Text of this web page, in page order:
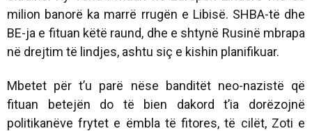
milion banorë ka marrë rrugën e Libisë. SHBA-të dhe
BE-ja e fituan këtë raund, dhe e shtynë Rusinë mbrapa
në drejtim të lindjes, ashtu siç e kishin planifikuar.
Mbetet për t’u parë nëse banditët neo-nazistë që
fituan betejën do të bien dakord t’ia dorëzojnë
politikanëve frytet e ëmbla të fitores, të cilët, Zoti e